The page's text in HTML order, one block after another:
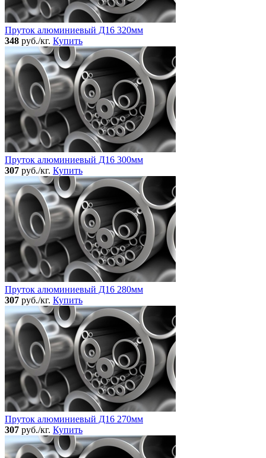
Пруток алюминиевый Д16 320мм
348 руб./кг. Купить
Пруток алюминиевый Д16 300мм
307 руб./кг. Купить
Пруток алюминиевый Д16 280мм
307 руб./кг. Купить
Пруток алюминиевый Д16 270мм
307 руб./кг. Купить